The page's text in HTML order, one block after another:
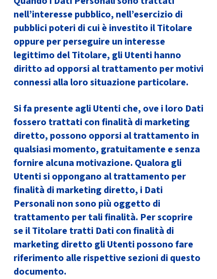
nell’interesse pubblico, nell’esercizio di
pubblici poteri di cui è investito il Titolare
oppure per perseguire un interesse
legittimo del Titolare, gli Utenti hanno
diritto ad opporsi al trattamento per motivi
connessi alla loro situazione particolare.
Si fa presente agli Utenti che, ove i loro Dati
fossero trattati con finalità di marketing
diretto, possono opporsi al trattamento in
qualsiasi momento, gratuitamente e senza
fornire alcuna motivazione. Qualora gli
Utenti si oppongano al trattamento per
finalità di marketing diretto, i Dati
Personali non sono più oggetto di
trattamento per tali finalità. Per scoprire
se il Titolare tratti Dati con finalità di
marketing diretto gli Utenti possono fare
riferimento alle rispettive sezioni di questo
documento.